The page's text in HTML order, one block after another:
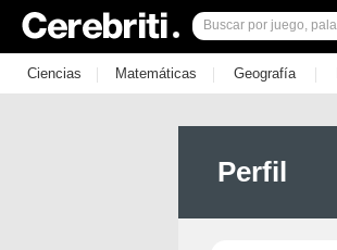
Ciencias | Matemáticas | Geografía |
Perfil